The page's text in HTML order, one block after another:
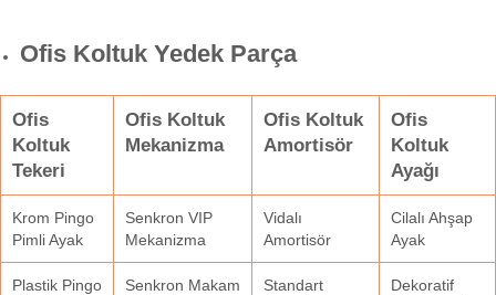
Ofis Koltuk Yedek Parça
Ofis
Koltuk
Tekeri
Ofis Koltuk
Mekanizma
Ofis Koltuk
Amortisör
Ofis
Koltuk
Ayağı
Krom Pingo
Pimli Ayak
Senkron VIP
Mekanizma
Vidalı
Amortisör
Cilalı Ahşap
Ayak
Plastik Pingo
Senkron Makam
Standart
Dekoratif